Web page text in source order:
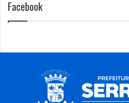
Facebook